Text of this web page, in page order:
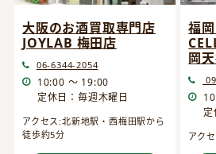
大阪のお酒買取専門店
JOYLAB 梅田店
06-6344-2054
10:00 ～ 19:00
定休日：毎週木曜日
アクセス:北新地駅・西梅田駅から
徒歩約5分
福
岡
アク